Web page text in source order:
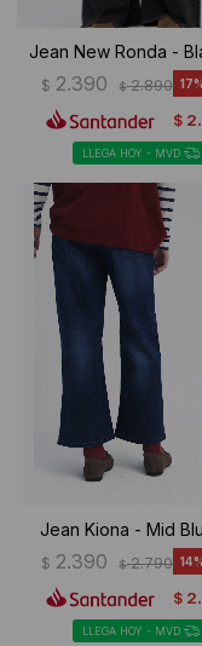
Jean New Ronda -
$ 2.390 $ 2.890 17
$
LLEGA HOY - MVD
Jean Kiona - Mid
$ 2.390 $ 2.790 14
$
LLEGA HOY - MVD